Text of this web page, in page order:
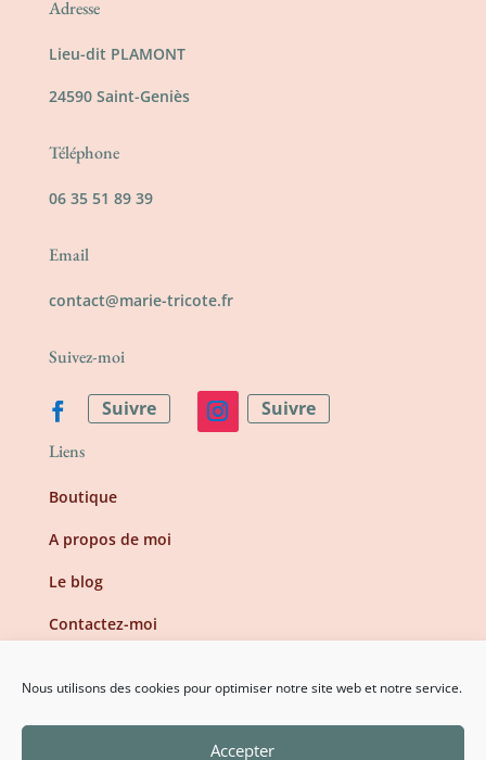
Nous utilisons des cookies pour optimiser notre site web et notre service.
Accepter
Adresse
Lieu-dit PLAMONT
24590 Saint-Geniès
Téléphone
06 35 51 89 39
Email
contact@marie-tricote.fr
Suivez-moi
Suivre Suivre
Liens
Boutique
A propos de moi
Le blog
Contactez-moi
Information
Mentions légales